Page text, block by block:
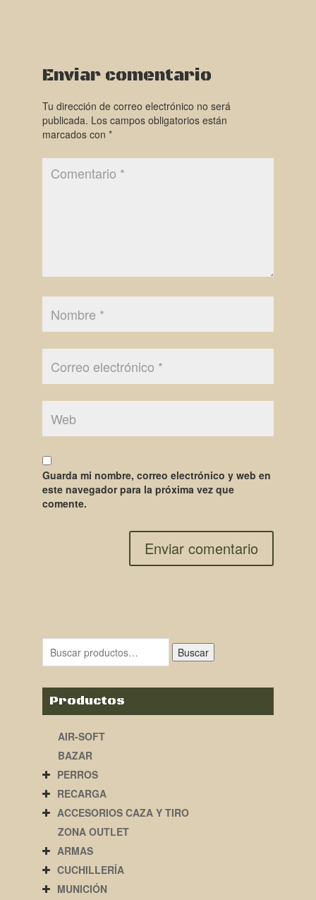
Enviar comentario
Tu dirección de correo electrónico no será
publicada. Los campos obligatorios están
marcados con *
Guarda mi nombre, correo electrónico y web en
este navegador para la próxima vez que
comente.
Buscar
Productos
AIR-SOFT
BAZAR
PERROS
RECARGA
ACCESORIOS CAZA Y TIRO
ZONA OUTLET
ARMAS
CUCHILLERÍA
MUNICIÓN